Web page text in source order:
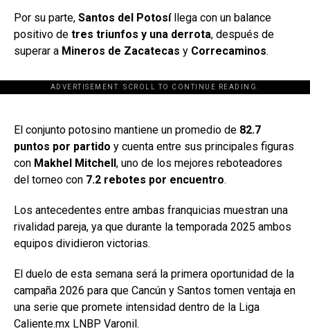
Por su parte, Santos del Potosíllega con un balance
positivo de tres triunfos y una derrota, después de
superar a Mineros de Zacatecas y Correcaminos.
ADVERTISEMENT. SCROLL TO CONTINUE READING.
[adsforwp id="243463"]
El conjunto potosino mantiene un promedio de 82.7
puntos por partido y cuenta entre sus principales figuras
con Makhel Mitchell, uno de los mejores reboteadores
del torneo con 7.2 rebotes por encuentro.
Los antecedentes entre ambas franquicias muestran una
rivalidad pareja, ya que durante la temporada 2025 ambos
equipos dividieron victorias.
El duelo de esta semana será la primera oportunidad de la
campaña 2026 para que Cancún y Santos tomen ventaja en
una serie que promete intensidad dentro de la Liga
Caliente.mx LNBP Varonil.